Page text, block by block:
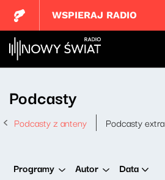
WSPIERAJ RADIO
Podcasty
Podcasty z anteny Podcasty extra
Programy Autor Data